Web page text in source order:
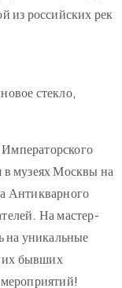
из российских рек
стекло,
в музеях Москвы на
Антикварного
На мастер-
на уникальные
их бывших